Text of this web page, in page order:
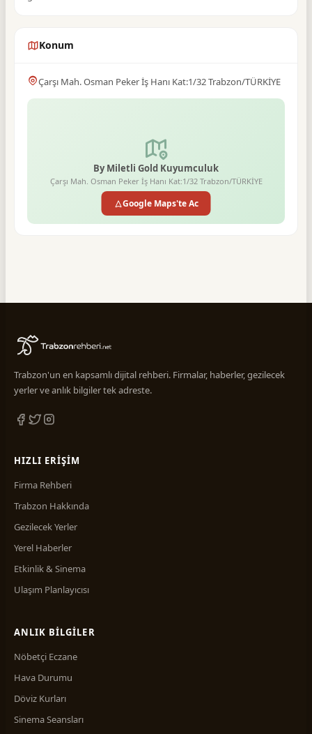
Konum
Çarşı Mah. Osman Peker İş Hanı Kat:1/32 Trabzon/TÜRKİYE
By Miletli Gold Kuyumculuk
Çarşı Mah. Osman Peker İş Hanı Kat:1/32 Trabzon/TÜRKİYE
Google Maps'te Ac
Trabzon'un en kapsamlı dijital rehberi. Firmalar, haberler, gezilecek
yerler ve anlık bilgiler tek adreste.
HIZLI ERIŞIM
Firma Rehberi
Trabzon Hakkında
Gezilecek Yerler
Yerel Haberler
Etkinlik & Sinema
Ulaşım Planlayıcısı
ANLIK BILGILER
Nöbetçi Eczane
Hava Durumu
Döviz Kurları
Sinema Seansları